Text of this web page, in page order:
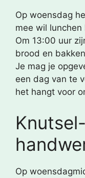
Op woensdag
mee wil lunchen
Om 13:00 uur
brood en
Je mag je
een dag van te
het hangt voor
Op